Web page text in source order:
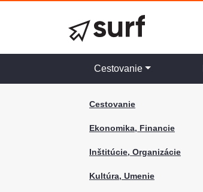
Cestovanie
Cestovanie
Ekonomika, Financie
Inštitúcie, Organizácie
Kultúra, Umenie